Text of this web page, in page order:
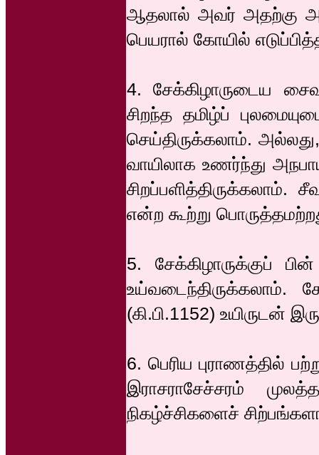
ஆதலால் அவர் அதற்கு
பெயரால் கோயில்
4. சேக்கிழாருடைய
சிறந்த தமிழ்ப்
செய்திருக்கலாம்.
வாயிலாக உணர்ந்து
சிறப்பளித்திருக்கலாம்.
என்ற கூற்று
5. சேக்கிழாருக்குப்
உய்வடைந்திருக்கலாம்.
(கி.பி.1152) உயிருடன்
6. பெரிய புராணத்தில்
இராசராசேச்சரம்
நிகழ்ச்சிகளைச்